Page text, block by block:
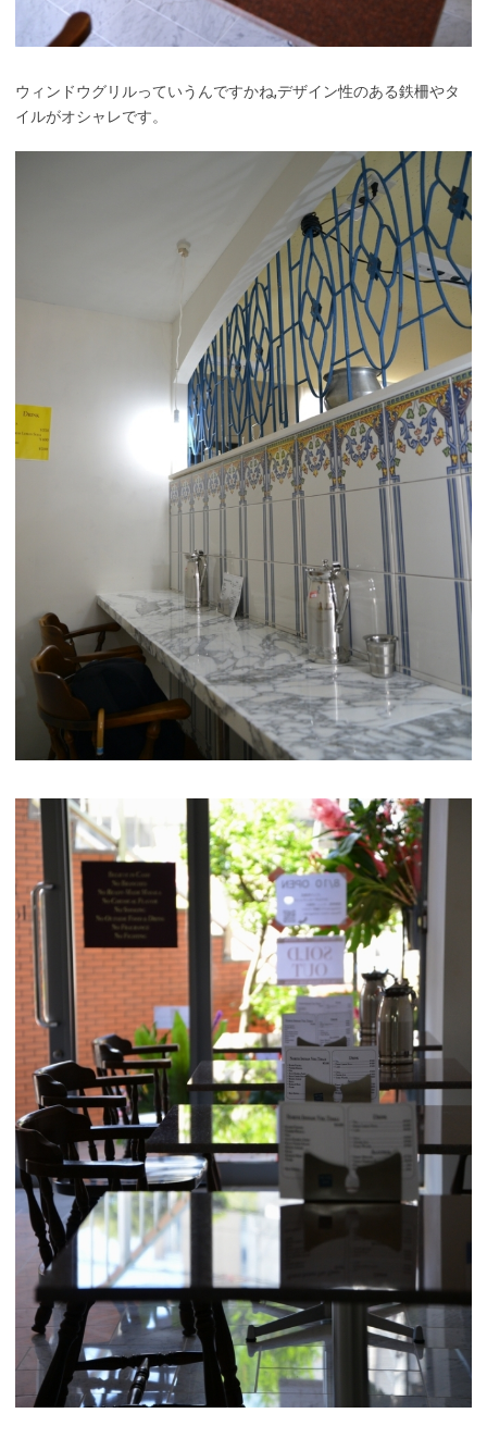
ウィンドウグリルっていうんですかね,デザイン性のある鉄柵やタ
イルがオシャレです。